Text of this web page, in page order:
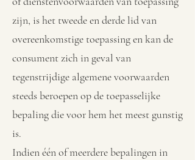
zijn, is het tweede en derde lid van
overeenkomstige toepassing en kan de
consument zich in geval van
tegenstrijdige algemene voorwaarden
steeds beroepen op de toepasselijke
bepaling die voor hem het meest gunstig
is.
Indien één of meerdere bepalingen in